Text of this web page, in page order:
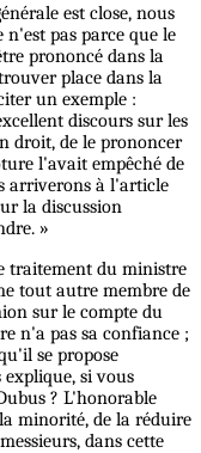
est close, nous
pas parce que le
prononcé dans la
place dans la
un exemple :
discours sur les
droit, de le prononcer
l'avait empêché de
arriverons à l'article
la discussion
»
traitement du ministre
tout autre membre de
sur le compte du
n'a pas sa confiance ;
se propose
si vous
? L'honorable
minorité, de la réduire
dans cette